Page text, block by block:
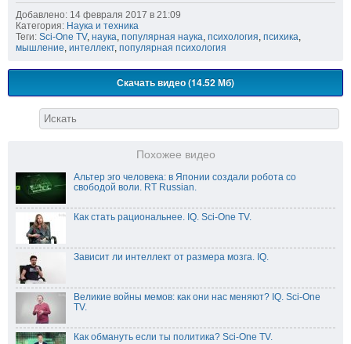
Добавлено: 14 февраля 2017 в 21:09
Категория: Наука и техника
Теги: Sci-One TV, наука, популярная наука, психология, психика,
мышление, интеллект, популярная психология
Скачать видео (14.52 Мб)
Похожее видео
Альтер эго человека: в Японии создали робота со
свободой воли. RT Russian.
Как стать рациональнее. IQ. Sci-One TV.
Зависит ли интеллект от размера мозга. IQ.
Великие войны мемов: как они нас меняют? IQ. Sci-One
TV.
Как обмануть если ты политика? Sci-One TV.